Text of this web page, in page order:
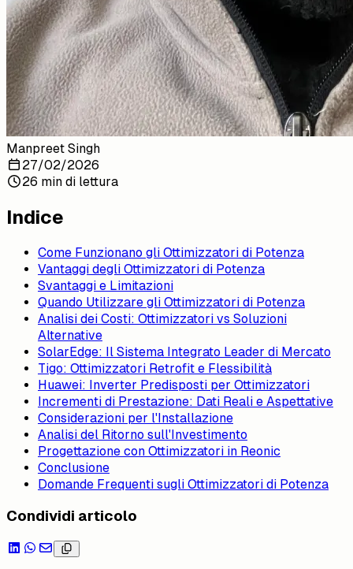
Manpreet Singh
27/02/2026
26 min di lettura
Indice
Come Funzionano gli Ottimizzatori di Potenza
Vantaggi degli Ottimizzatori di Potenza
Svantaggi e Limitazioni
Quando Utilizzare gli Ottimizzatori di Potenza
Analisi dei Costi: Ottimizzatori vs Soluzioni
Alternative
SolarEdge: Il Sistema Integrato Leader di Mercato
Tigo: Ottimizzatori Retrofit e Flessibilità
Huawei: Inverter Predisposti per Ottimizzatori
Incrementi di Prestazione: Dati Reali e Aspettative
Considerazioni per l'Installazione
Analisi del Ritorno sull'Investimento
Progettazione con Ottimizzatori in Reonic
Conclusione
Domande Frequenti sugli Ottimizzatori di Potenza
Condividi articolo